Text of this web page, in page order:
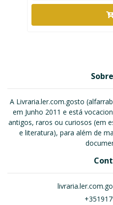
A Livraria.ler.com.gosto
em Junho 2011 e está
antigos, raros ou curiosos (em
e literatura), para além de